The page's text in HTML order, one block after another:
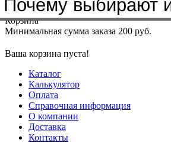
Меню+7(4912)50-37-50sbit@krep62.ru
Корзина
Минимальная сумма заказа 200 руб.
Ваша корзина пуста!
Каталог
Калькулятор
Оплата
Справочная информация
О компании
Доставка
Контакты
Почему выбирают